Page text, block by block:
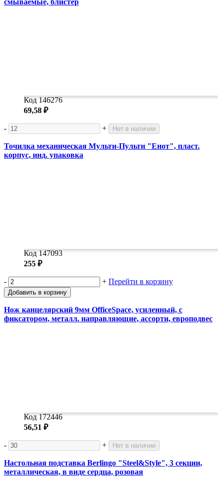
смываемые, блистер
Код 146276
69,58 ₽
- + Нет в наличии
Точилка механическая Мульти-Пульти "Енот", пласт.
корпус, инд. упаковка
Код 147093
255 ₽
- + Перейти в корзину
Добавить в корзину
Нож канцелярский 9мм OfficeSpace, усиленный, с
фиксатором, металл. направляющие, ассорти, европодвес
Код 172446
56,51 ₽
- + Нет в наличии
Настольная подставка Berlingo "Steel&Style", 3 секции,
металлическая, в виде сердца, розовая